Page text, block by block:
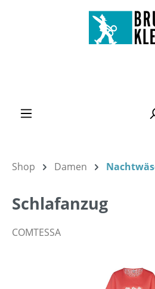
Zum Hauptinhalt springen
Shop Damen
Schlafanzug
COMTESSA
Bildergalerie überspringen